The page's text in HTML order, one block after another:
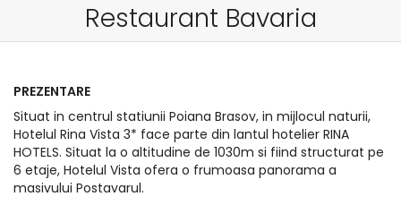
Restaurant Bavaria
PREZENTARE
Situat in centrul statiunii Poiana Brasov, in mijlocul naturii,
Hotelul Rina Vista 3* face parte din lantul hotelier RINA
HOTELS. Situat la o altitudine de 1030m si fiind structurat pe
6 etaje, Hotelul Vista ofera o frumoasa panorama a
masivului Postavarul.